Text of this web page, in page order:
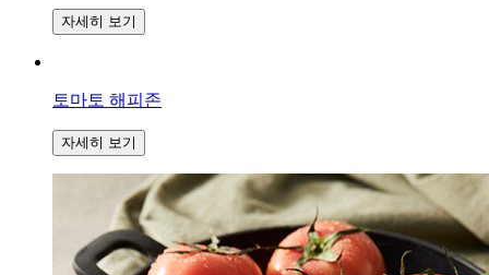
자세히 보기
토마토 해피존
자세히 보기